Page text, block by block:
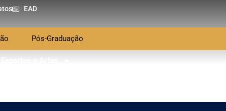
EAD
Pós-Graduação